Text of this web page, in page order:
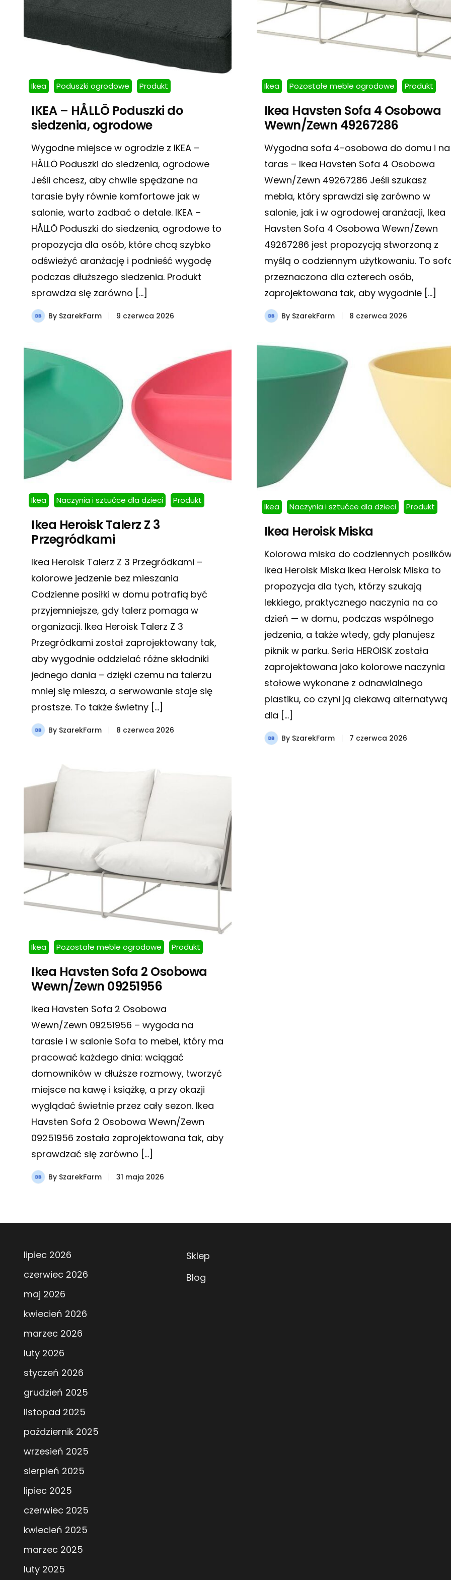
Ikea Poduszki ogrodowe Produkt
IKEA – HÅLLÖ Poduszki do
siedzenia, ogrodowe
Wygodne miejsce w ogrodzie z IKEA –
HÅLLÖ Poduszki do siedzenia, ogrodowe
Jeśli chcesz, aby chwile spędzane na
tarasie były równie komfortowe jak w
salonie, warto zadbać o detale. IKEA –
HÅLLÖ Poduszki do siedzenia, ogrodowe to
propozycja dla osób, które chcą szybko
odświeżyć aranżację i podnieść wygodę
podczas dłuższego siedzenia. Produkt
sprawdza się zarówno […]
By SzarekFarm 9 czerwca 2026
Ikea Pozostałe meble ogrodowe Produkt
Ikea Havsten Sofa 4 Osobowa
Wewn/Zewn 49267286
Wygodna sofa 4-osobowa do domu i na
taras – Ikea Havsten Sofa 4 Osobowa
Wewn/Zewn 49267286 Jeśli szukasz
mebla, który sprawdzi się zarówno w
salonie, jak i w ogrodowej aranżacji, Ikea
Havsten Sofa 4 Osobowa Wewn/Zewn
49267286 jest propozycją stworzoną z
myślą o codziennym użytkowaniu. To
przeznaczona dla czterech osób,
zaprojektowana tak, aby wygodnie […]
By SzarekFarm 8 czerwca 2026
Ikea Naczynia i sztućce dla dzieci Produkt
Ikea Heroisk Talerz Z 3
Przegródkami
Ikea Heroisk Talerz Z 3 Przegródkami –
kolorowe jedzenie bez mieszania
Codzienne posiłki w domu potrafią być
przyjemniejsze, gdy talerz pomaga w
organizacji. Ikea Heroisk Talerz Z 3
Przegródkami został zaprojektowany tak,
aby wygodnie oddzielać różne składniki
jednego dania – dzięki czemu na talerzu
mniej się miesza, a serwowanie staje się
prostsze. To także świetny […]
By SzarekFarm 8 czerwca 2026
Ikea Naczynia i sztućce dla dzieci Produkt
Ikea Heroisk Miska
Kolorowa miska do codziennych
Ikea Heroisk Miska Ikea Heroisk Miska to
propozycja dla tych, którzy szukają
lekkiego, praktycznego naczynia na co
dzień — w domu, podczas wspólnego
jedzenia, a także wtedy, gdy planujesz
piknik w parku. Seria HEROISK została
zaprojektowana jako kolorowe naczynia
stołowe wykonane z odnawialnego
plastiku, co czyni ją ciekawą alternatywą
dla […]
By SzarekFarm 7 czerwca 2026
Ikea Pozostałe meble ogrodowe Produkt
Ikea Havsten Sofa 2 Osobowa
Wewn/Zewn 09251956
Ikea Havsten Sofa 2 Osobowa
Wewn/Zewn 09251956 – wygoda na
tarasie i w salonie Sofa to mebel, który ma
pracować każdego dnia: wciągać
domowników w dłuższe rozmowy, tworzyć
miejsce na kawę i książkę, a przy okazji
wyglądać świetnie przez cały sezon. Ikea
Havsten Sofa 2 Osobowa Wewn/Zewn
09251956 została zaprojektowana tak, aby
sprawdzać się zarówno […]
By SzarekFarm 31 maja 2026
lipiec 2026
czerwiec 2026
maj 2026
kwiecień 2026
marzec 2026
luty 2026
styczeń 2026
grudzień 2025
listopad 2025
październik 2025
wrzesień 2025
sierpień 2025
lipiec 2025
czerwiec 2025
kwiecień 2025
marzec 2025
luty 2025
Sklep
Blog